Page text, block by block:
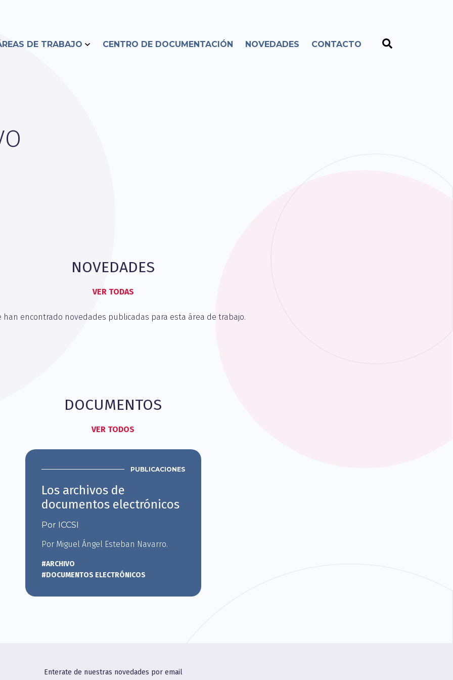
DE TRABAJO CENTRO DE DOCUMENTACIÓN NOVEDADES CONTACTO
NOVEDADES
VER TODAS
han encontrado novedades publicadas para esta área de trabajo.
DOCUMENTOS
VER TODOS
PUBLICACIONES
Los archivos de
documentos electrónicos
Por ICCSI
Por Miguel Ángel Esteban Navarro.
#ARCHIVO
#DOCUMENTOS ELECTRÓNICOS
Enterate de nuestras novedades por email